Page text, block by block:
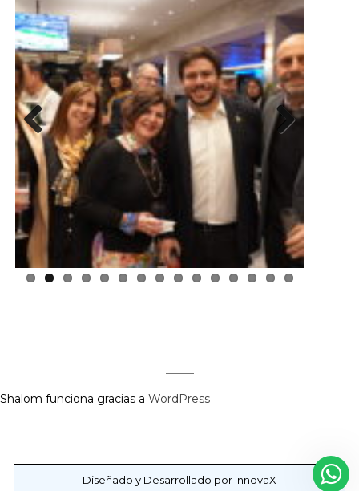
Previous Next
Shalom funciona gracias a WordPress
Diseñado y Desarrollado por InnovaX